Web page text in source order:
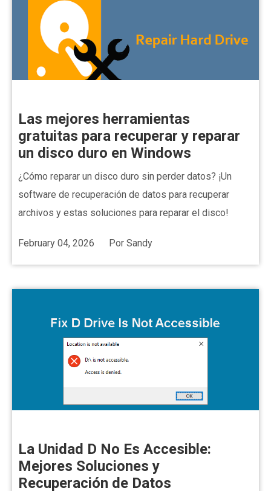
Las mejores herramientas
gratuitas para recuperar y reparar
un disco duro en Windows
¿Cómo reparar un disco duro sin perder datos? ¡Un
software de recuperación de datos para recuperar
archivos y estas soluciones para reparar el disco!
February 04, 2026 Por Sandy
La Unidad D No Es Accesible:
Mejores Soluciones y
Recuperación de Datos